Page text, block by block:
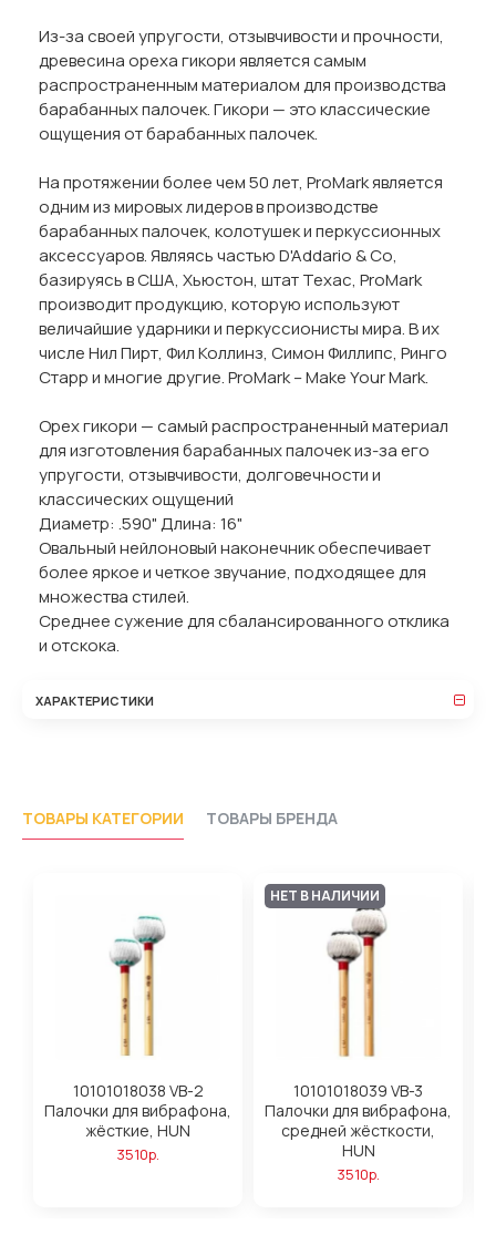
Из-за своей упругости, отзывчивости и прочности,
древесина ореха гикори является самым
распространенным материалом для производства
барабанных палочек. Гикори — это классические
ощущения от барабанных палочек.
На протяжении более чем 50 лет, ProMark является
одним из мировых лидеров в производстве
барабанных палочек, колотушек и перкуссионных
аксессуаров. Являясь частью D'Addario & Co,
базируясь в США, Хьюстон, штат Техас, ProMark
производит продукцию, которую используют
величайшие ударники и перкуссионисты мира. В их
числе Нил Пирт, Фил Коллинз, Симон Филлипс, Ринго
Старр и многие другие. ProMark – Make Your Mark.
Орех гикори — самый распространенный материал
для изготовления барабанных палочек из-за его
упругости, отзывчивости, долговечности и
классических ощущений
Диаметр: .590" Длина: 16"
Овальный нейлоновый наконечник обеспечивает
более яркое и четкое звучание, подходящее для
множества стилей.
Среднее сужение для сбалансированного отклика
и отскока.
ХАРАКТЕРИСТИКИ
ТОВАРЫ КАТЕГОРИИ ТОВАРЫ БРЕНДА
10101018038 VB-2
Палочки для вибрафона,
жёсткие, HUN
3510р.
НЕТ В НАЛИЧИИ
10101018039 VB-3
Палочки для вибрафона,
средней жёсткости,
HUN
3510р.